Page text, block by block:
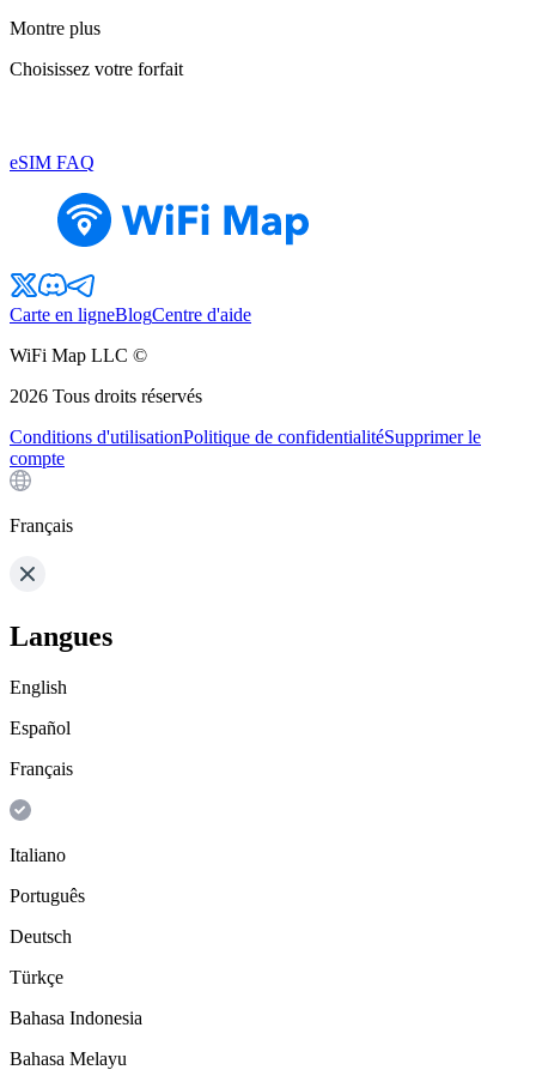
Montre plus
Choisissez votre forfait
eSIM FAQ
Carte en ligneBlogCentre d'aide
WiFi Map LLC ©
2026 Tous droits réservés
Conditions d'utilisationPolitique de confidentialitéSupprimer le
compte
Français
Langues
English
Español
Français
Italiano
Português
Deutsch
Türkçe
Bahasa Indonesia
Bahasa Melayu